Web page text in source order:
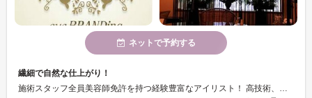
ネットで予約する
繊細で自然な仕上がり！
施術スタッフ全員美容師免許を持つ経験豊富なアイリスト！ 高技術、高品質保証。 豊富な知識と経験を生かしお客様の「満足」と「納得」を追及しているサロンです♪ 過去にマツゲエクステで苦い経験をお持ちの方も一度お試し下さい。